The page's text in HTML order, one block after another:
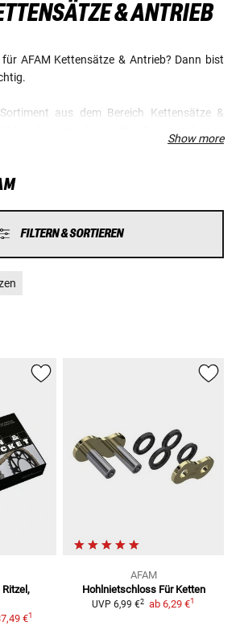
& ANTRIEB
AFAM Kettensätze & Antrieb? Dann bist
aus dem Bereich Kettensätze &
und sichere dir günstige Preise und einen
Show more
FILTERN & SORTIEREN
Ritzel,
€1
AFAM
Hohlnietschloss Für Ketten
UVP 6,99 €2 ab 6,29 €1